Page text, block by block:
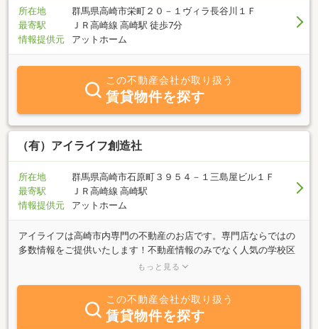
所在地
群馬県高崎市栄町２０－１ヴィラ長谷川１Ｆ
最寄駅
ＪＲ高崎線 高崎駅 徒歩7分
情報提供元
アットホーム
この不動産会社が取り扱う
賃貸物件を探す
（有）アイライフ創造社
所在地
群馬県高崎市石原町３９５４－１三島屋ビル１Ｆ
最寄駅
ＪＲ高崎線 高崎駅
情報提供元
アットホーム
アイライフは高崎市内専門の不動産のお店です。専門店ならではの
多数情報をご提供いたします！不動産情報のみでなく人気の学校区
や地域情報まで３名の女性スタッフがきめ細かい情報提供をいたし
ライフのお客様には常駐の行政書士・建築士・宅建士・ファイナン
シャルプランナーが物件の紹介物件調査から資金・税金・相続相談
そして、お引渡しまで全面的に安心仲介サポートサービスを提供致
もっと見る
この不動産会社が取り扱う
賃貸物件を探す